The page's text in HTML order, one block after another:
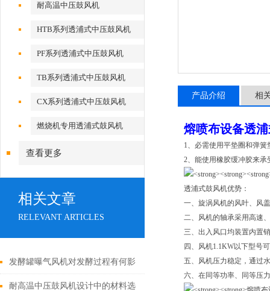
耐高温中压鼓风机
HTB系列透浦式中压鼓风机
PF系列透浦式中压鼓风机
TB系列透浦式中压鼓风机
CX系列透浦式中压鼓风机
燃烧机专用透浦式鼓风机
查看更多
相关文章
RELEVANT ARTICLES
发酵罐曝气风机对发酵过程有何影
响？
耐高温中压鼓风机设计中的材料选
产品介绍 相
熔喷布设备透
1、必需使用平垫圈和弹簧
2、能使用橡胶缓冲胶来
透浦式鼓风机优势：
一、旋涡风机的风叶、风
二、风机的轴承采用高速
三、出入风口均装置内置
四、风机1.1KW以下型号
五、风机压力稳定，通过
六、在同等功率、同等压